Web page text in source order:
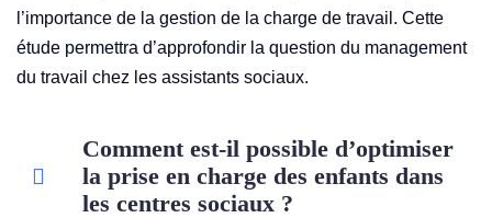
l’importance de la gestion de la charge de travail. Cette
étude permettra d’approfondir la question du management
du travail chez les assistants sociaux.
Comment est-il possible d’optimiser
la prise en charge des enfants dans
les centres sociaux ?